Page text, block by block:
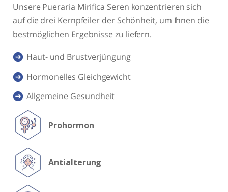
Unsere Pueraria Mirifica Seren konzentrieren sich
auf die drei Kernpfeiler der Schönheit, um Ihnen die
bestmöglichen Ergebnisse zu liefern.
Haut- und Brustverjüngung
Hormonelles Gleichgewicht
Allgemeine Gesundheit
Prohormon
Antialterung